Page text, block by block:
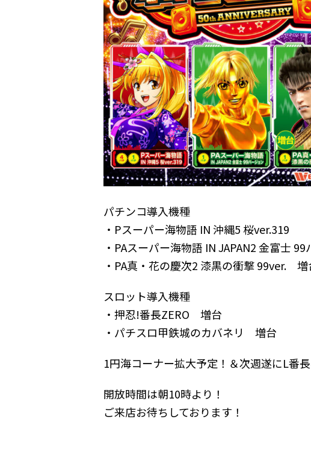
パチンコ導入機種
・Pスーパー海物語 IN 沖縄5 桜ver.319
・PAスーパー海物語 IN JAPAN2 金富士
・PA真・花の慶次2 漆黒の衝撃 99ver. 増
スロット導入機種
・押忍!番長ZERO 増台
・パチスロ甲鉄城のカバネリ 増台
1円海コーナー拡大予定！＆次週遂にL番長
開放時間は朝10時より！
ご来店お待ちしております！